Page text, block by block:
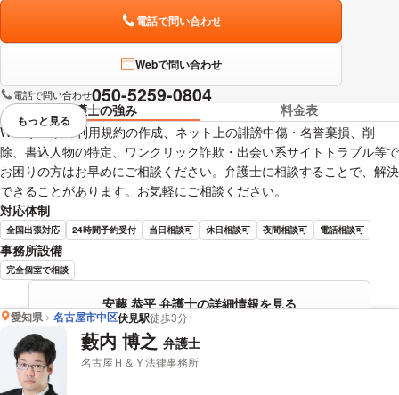
電話で問い合わせ
Webで問い合わせ
電話で問い合わせ050-5259-0804
弁護士の強み
料金表
Webサイトの利用規約の作成、ネット上の誹謗中傷・名誉棄損、削
除、書込人物の特定、ワンクリック詐欺・出会い系サイトトラブル等で
お困りの方はお早めにご相談ください。弁護士に相談することで、解決
できることがあります。お気軽にご相談ください。
対応体制
全国出張対応 24時間予約受付 当日相談可 休日相談可 夜間相談可 電話相談可
事務所設備
完全個室で相談
安藤 恭平 弁護士の詳細情報を見る
視覚的に省略されている要素を
もっと見る
愛知県 名古屋市中区伏見駅徒歩3分
藪内 博之 弁護士
名古屋Ｈ＆Ｙ法律事務所